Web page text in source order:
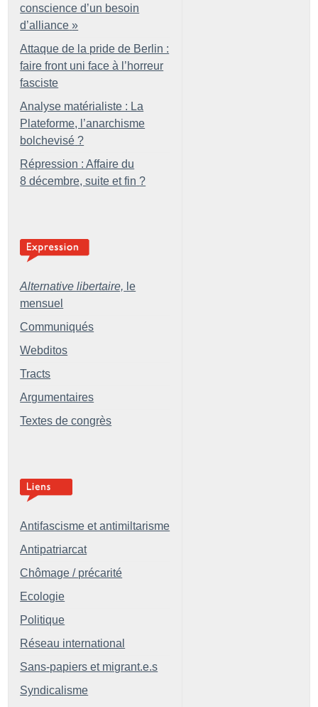
conscience d’un besoin
d’alliance »
Attaque de la pride de Berlin :
faire front uni face à l’horreur
fasciste
Analyse matérialiste : La
Plateforme, l’anarchisme
bolchevisé ?
Répression : Affaire du
8 décembre, suite et fin ?
Alternative libertaire, le
mensuel
Communiqués
Webditos
Tracts
Argumentaires
Textes de congrès
Antifascisme et antimiltarisme
Antipatriarcat
Chômage / précarité
Ecologie
Politique
Réseau international
Sans-papiers et migrant.e.s
Syndicalisme